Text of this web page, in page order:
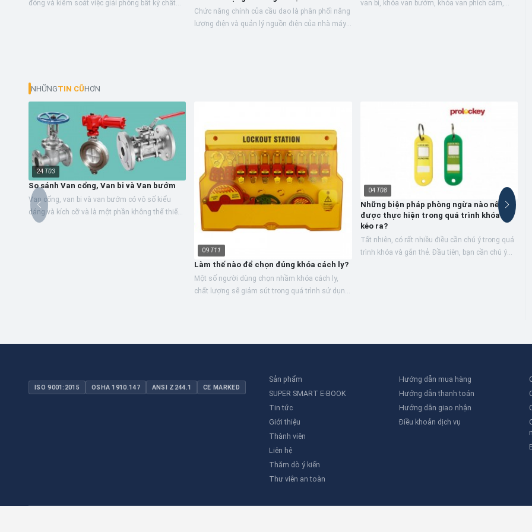
đóng và kiểm soát việc giải phóng bất kỳ chất
Chức năng chính của cầu dao là phân phối năng
lượng điện và quản lý nguồn điện của nhà máy,
van bi, khóa van bướm, khóa van phích cắm,
NHỮNGTIN CŨHƠN
24 T03
So sánh Van cổng, Van bi và Van bướm
Van cổng, van bi và van bướm có vô số kiểu
dáng và kích cỡ và là một phần không thể thiếu
của hệ thống đường ống vận chuyển khí và chất
09 T11
Làm thế nào để chọn đúng khóa cách ly?
Một số người dùng chọn nhầm khóa cách ly,
chất lượng sẽ giảm sút trong quá trình sử dụng
04 T08
Những biện pháp phòng ngừa nào nên
được thực hiện trong quá trình khóa và
kéo ra?
Tất nhiên, có rất nhiều điều cần chú ý trong quá
trình khóa và gắn thẻ. Đầu tiên, bạn cần chú ý
ISO 9001:2015 OSHA 1910.147 ANSI Z244.1 CE MARKED
Sản phẩm
SUPER SMART E-BOOK
Tin tức
Giới thiệu
Thành viên
Liên hệ
Thăm dò ý kiến
Thư viên an toàn
Hướng dẫn mua hàng
Hướng dẫn thanh toán
Hướng dẫn giao nhận
Điều khoản dịch vụ